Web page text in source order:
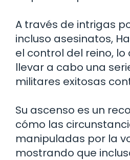
A través de intrigas
incluso asesinatos,
el control del reino,
llevar a cabo una
militares exitosas
Su ascenso es un
cómo las
manipuladas por la
mostrando que